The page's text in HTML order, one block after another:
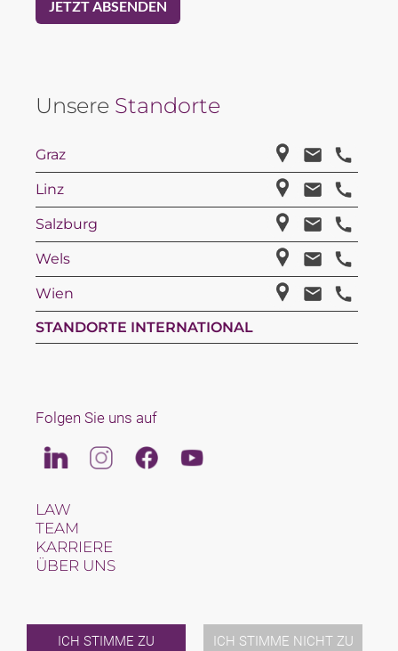
ICH STIMME ZU ICH STIMME NICHT ZU
Unsere Standorte
Graz
Linz
Salzburg
Wels
Wien
STANDORTE INTERNATIONAL
Folgen Sie uns auf
LinkedinInstagramFacebookYoutube
LAW
TEAM
KARRIERE
ÜBER UNS
VERANSTALTUNGEN
KONTAKT